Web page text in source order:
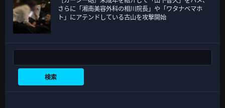
さらに「湘南美容外科の相川院長」や「ワタナベマホ
ト」にアテンドしている古山を攻撃開始
検索